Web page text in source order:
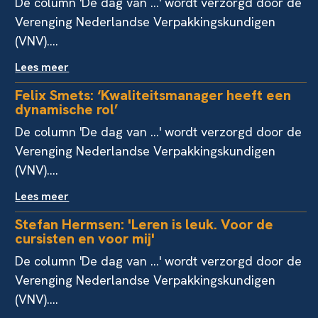
Verenging Nederlandse Verpakkingskundigen
(VNV)....
Lees meer
Felix Smets: ‘Kwaliteitsmanager heeft een
dynamische rol’
De column 'De dag van ...' wordt verzorgd door de
Verenging Nederlandse Verpakkingskundigen
(VNV)....
Lees meer
Stefan Hermsen: 'Leren is leuk. Voor de
cursisten en voor mij'
De column 'De dag van ...' wordt verzorgd door de
Verenging Nederlandse Verpakkingskundigen
(VNV)....